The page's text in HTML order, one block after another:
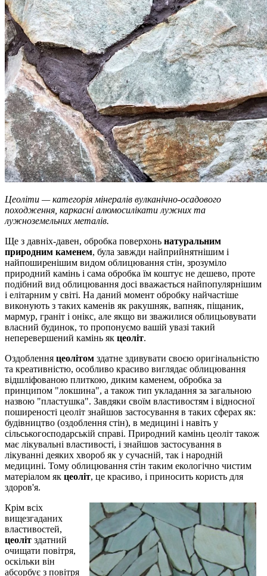
Цеоліти — категорія мінералів вулканічно-осадового
походження, каркасні алюмосилікати лужних та
лужноземельних металів.
Ще з давніх-давен, обробка поверхонь натуральним
природним каменем, була завжди найприйнятнішим і
найпоширенішим видом облицювання стін, зрозуміло
природний камінь і сама обробка їм коштує не дешево, проте
подібний вид облицювання досі вважається найпопулярнішим
і елітарним у світі. На даний момент обробку найчастіше
виконують з таких каменів як ракушняк, вапняк, піщаник,
мармур, граніт і онікс, але якщо ви зважилися облицьовувати
власний будинок, то пропонуємо вашій увазі такий
неперевершений камінь як цеоліт.
Оздоблення цеолітом здатне здивувати своєю оригінальністю
та креативністю, особливо красиво виглядає облицювання
відшліфованою плиткою, диким каменем, обробка за
принципом "локшина", а також тип укладання за загальною
назвою "пластушка". Завдяки своїм властивостям і відносної
поширеності цеоліт знайшов застосування в таких сферах як:
будівництво (оздоблення стін), в медицині і навіть у
сільськогосподарській справі. Природний камінь цеоліт також
має лікувальні властивості, і знайшов застосування в
лікуванні деяких хвороб як у сучасній, так і народній
медицині. Тому облицювання стін таким екологічно чистим
матеріалом як цеоліт, це красиво, і приносить користь для
здоров'я.
Крім всіх
вищезгаданих
властивостей,
цеоліт здатний
очищати повітря,
оскільки він
абсорбує з повітря